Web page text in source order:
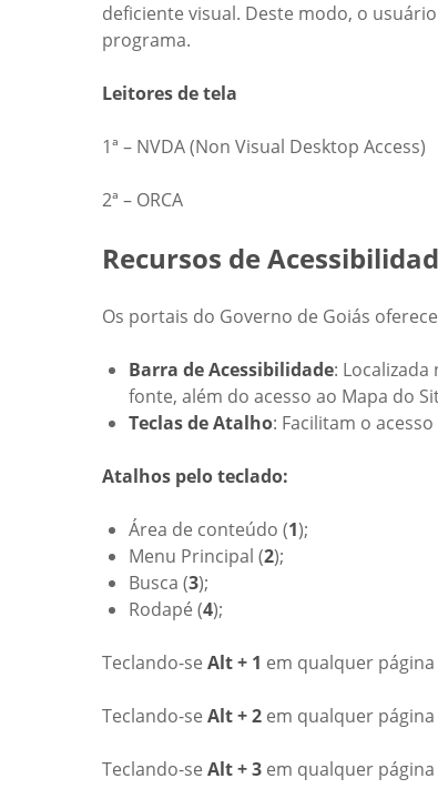
deficiente visual. Deste modo, o
programa.
Leitores de tela
1ª – NVDA (Non Visual Desktop Access)
2ª – ORCA
Recursos de
Os portais do Governo de Goiás
Barra de Acessibilidade:
fonte, além do acesso ao Mapa do
Teclas de Atalho: Facilitam o
Atalhos pelo teclado:
Área de conteúdo (1);
Menu Principal (2);
Busca (3);
Rodapé (4);
Teclando-se Alt + 1 em qualquer
Teclando-se Alt + 2 em qualquer
Teclando-se Alt + 3 em qualquer